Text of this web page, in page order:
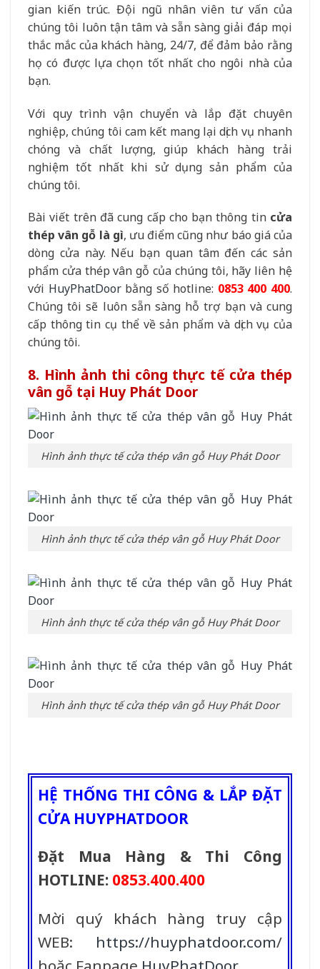
gian kiến trúc. Đội ngũ nhân viên tư vấn của
chúng tôi luôn tận tâm và sẵn sàng giải đáp mọi
thắc mắc của khách hàng, 24/7, để đảm bảo rằng
họ có được lựa chọn tốt nhất cho ngôi nhà của
bạn.
Với quy trình vận chuyển và lắp đặt chuyên
nghiệp, chúng tôi cam kết mang lại dịch vụ nhanh
chóng và chất lượng, giúp khách hàng trải
nghiệm tốt nhất khi sử dụng sản phẩm của
chúng tôi.
Bài viết trên đã cung cấp cho bạn thông tin cửa
thép vân gỗ là gì, ưu điểm cũng như báo giá của
dòng cửa này. Nếu bạn quan tâm đến các sản
phẩm cửa thép vân gỗ của chúng tôi, hãy liên hệ
với HuyPhatDoorbằng số hotline: 0853 400 400.
Chúng tôi sẽ luôn sẵn sàng hỗ trợ bạn và cung
cấp thông tin cụ thể về sản phẩm và dịch vụ của
chúng tôi.
8. Hình ảnh thi công thực tế cửa thép
vân gỗ tại Huy Phát Door
Hình ảnh thực tế cửa thép vân gỗ Huy Phát Door
Hình ảnh thực tế cửa thép vân gỗ Huy Phát Door
Hình ảnh thực tế cửa thép vân gỗ Huy Phát Door
Hình ảnh thực tế cửa thép vân gỗ Huy Phát Door
HỆ THỐNG THI CÔNG & LẮP ĐẶT
CỬA HUYPHATDOOR
Đặt Mua Hàng & Thi Công
HOTLINE: 0853.400.400
Mời quý khách hàng truy cập
WEB: https://huyphatdoor.com/